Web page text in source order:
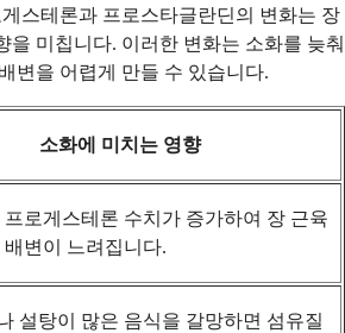
스테론과 프로스타글란딘의 변화는 장
을 미칩니다. 이러한 변화는 소화를 늦춰
변을 어렵게 만들 수 있습니다.
소화에 미치는 영향
프로게스테론 수치가 증가하여 장 근육
변이 느려집니다.
설탕이 많은 음식을 갈망하면 섬유질